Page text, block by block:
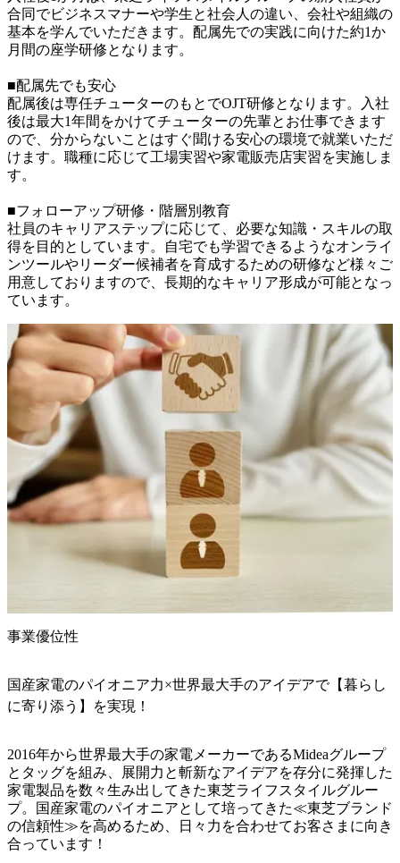
合同でビジネスマナーや学生と社会人の違い、会社や組織の
基本を学んでいただきます。配属先での実践に向けた約1か
月間の座学研修となります。
■配属先でも安心
配属後は専任チューターのもとでOJT研修となります。入社
後は最大1年間をかけてチューターの先輩とお仕事できます
ので、分からないことはすぐ聞ける安心の環境で就業いただ
けます。職種に応じて工場実習や家電販売店実習を実施しま
す。
■フォローアップ研修・階層別教育
社員のキャリアステップに応じて、必要な知識・スキルの取
得を目的としています。自宅でも学習できるようなオンライ
ンツールやリーダー候補者を育成するための研修など様々ご
用意しておりますので、長期的なキャリア形成が可能となっ
ています。
事業優位性
国産家電のパイオニア力×世界最大手のアイデアで【暮らし
に寄り添う】を実現！
2016年から世界最大手の家電メーカーであるMideaグループ
とタッグを組み、展開力と斬新なアイデアを存分に発揮した
家電製品を数々生み出してきた東芝ライフスタイルグルー
プ。国産家電のパイオニアとして培ってきた≪東芝ブランド
の信頼性≫を高めるため、日々力を合わせてお客さまに向き
合っています！